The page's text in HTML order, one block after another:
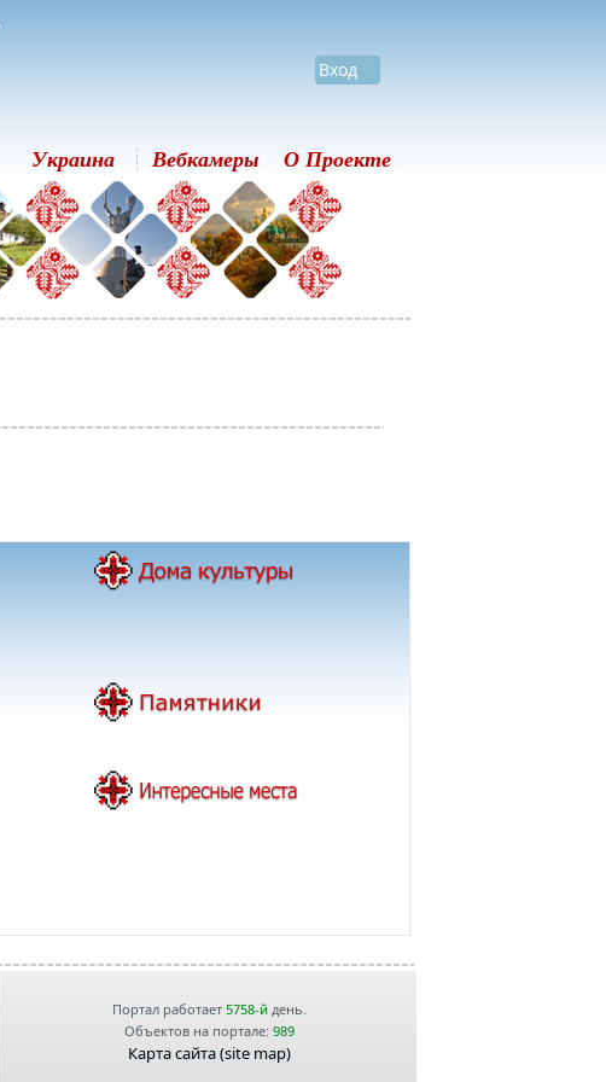
Вход
Украина Вебкамеры О Проекте
Портал работает 5758-йдень.
Объектов на портале: 989
Карта сайта (site map)